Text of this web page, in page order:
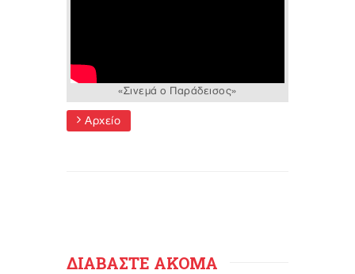
«Σινεμά ο Παράδεισος»
Αρχείο
ΔΙΑΒΑΣΤΕ ΑΚΟΜΑ